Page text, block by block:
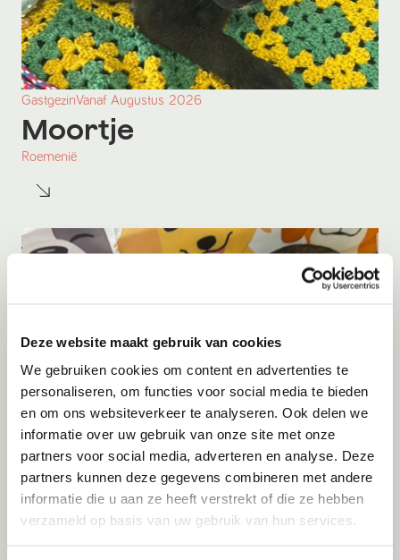
Deze website maakt gebruik van cookies
We gebruiken cookies om content en advertenties te
personaliseren, om functies voor social media te bieden
en om ons websiteverkeer te analyseren. Ook delen we
informatie over uw gebruik van onze site met onze
partners voor social media, adverteren en analyse. Deze
partners kunnen deze gegevens combineren met andere
informatie die u aan ze heeft verstrekt of die ze hebben
verzameld op basis van uw gebruik van hun services.
GastgezinVanaf Augustus 2026
Moortje
Roemenië
Gastgezin VanafAugustus 2026
Evi